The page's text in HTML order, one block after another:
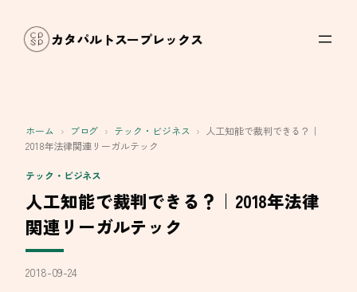
カタパルトスープレックス
ホーム › ブログ › テック・ビジネス ›
人工知能で裁判できる？｜
2018年法律関連リーガルテック
テック・ビジネス
人工知能で裁判できる？｜2018年法律
関連リーガルテック
2018-09-24